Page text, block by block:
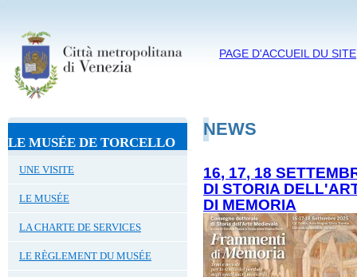
PAGE D'ACCUEIL DU SITE
LE MUSÉE DE TORCELLO
UNE VISITE
LE MUSÉE
LA CHARTE DE SERVICES
LE RÈGLEMENT DU MUSÉE
NEWS
16, 17, 18
DI STORIA
DI MEMORIA